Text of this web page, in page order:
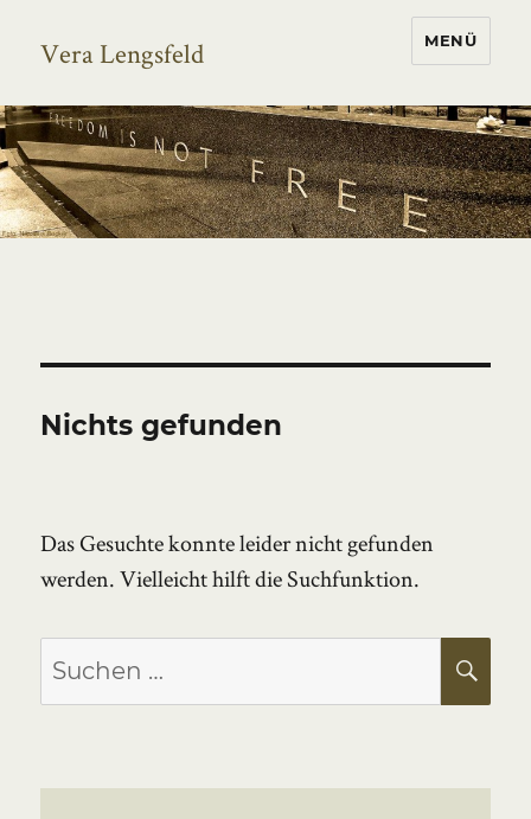
Vera Lengsfeld MENÜ
Nichts gefunden
Das Gesuchte konnte leider nicht gefunden
werden. Vielleicht hilft die Suchfunktion.
Suchen
nach: